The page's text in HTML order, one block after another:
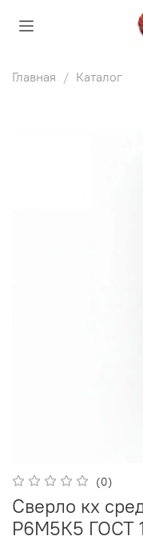
Главная Каталог
(0)
Сверло кх
Р6М5К5 ГОСТ